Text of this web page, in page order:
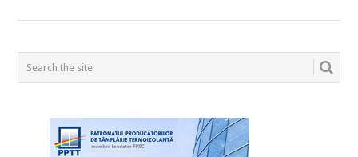
POSTS
NAVIGATION